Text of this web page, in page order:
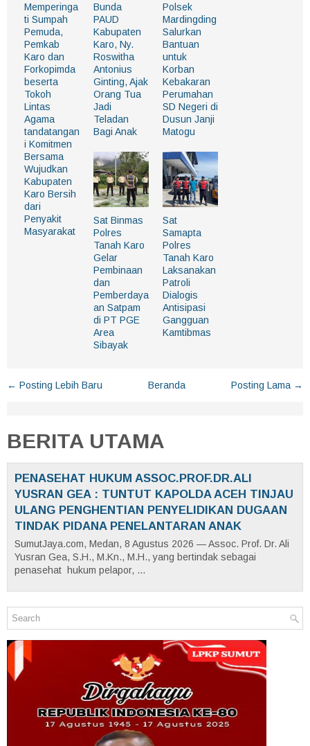
Memperinga
ti Sumpah
Pemuda,
Pemkab
Karo dan
Forkopimda
beserta
Tokoh
Lintas
Agama
tandatangan
i Komitmen
Bersama
Wujudkan
Kabupaten
Karo Bersih
dari
Penyakit
Masyarakat
Bunda
PAUD
Kabupaten
Karo, Ny.
Roswitha
Antonius
Ginting, Ajak
Orang Tua
Jadi
Teladan
Bagi Anak
Polsek
Mardingding
Salurkan
Bantuan
untuk
Korban
Kebakaran
Perumahan
SD Negeri di
Dusun Janji
Matogu
Sat Binmas
Polres
Tanah Karo
Gelar
Pembinaan
dan
Pemberdaya
an Satpam
di PT PGE
Area
Sibayak
Sat
Samapta
Polres
Tanah Karo
Laksanakan
Patroli
Dialogis
Antisipasi
Gangguan
Kamtibmas
← Posting Lebih Baru Posting Lama →
Beranda
BERITA UTAMA
PENASEHAT HUKUM ASSOC.PROF.DR.ALI
YUSRAN GEA : TUNTUT KAPOLDA ACEH TINJAU
ULANG PENGHENTIAN PENYELIDIKAN DUGAAN
TINDAK PIDANA PENELANTARAN ANAK
SumutJaya.com, Medan, 8 Agustus 2026 — Assoc. Prof. Dr. Ali
Yusran Gea, S.H., M.Kn., M.H., yang bertindak sebagai
penasehat hukum pelapor, ...